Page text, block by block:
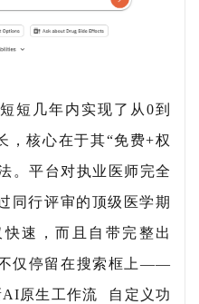
短几年内实现了从0到
，核心在于其“免费+权
。平台对执业医师完全
同行评审的顶级医学期
速，而且自带完整出
仅停留在搜索框上——
AI原生工作流
自定义功